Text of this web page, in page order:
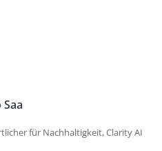
für Nachhaltigkeit, Clarity AI